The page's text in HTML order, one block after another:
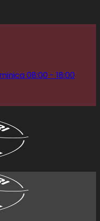
08:00 - 18:00